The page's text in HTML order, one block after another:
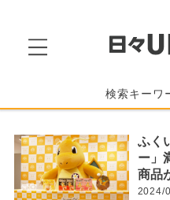
検索キーワ
ふく
ー」
商品
2024/